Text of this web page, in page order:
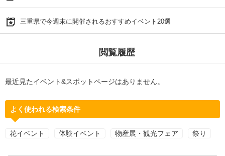
三重県で今週末に開催されるおすすめイベント20選
閲覧履歴
最近見たイベント&スポットページはありません。
よく使われる検索条件
花イベント 体験イベント 物産展・観光フェア 祭り